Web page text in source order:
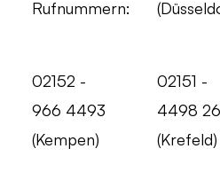
Rufnummern:
02152 -
966 4493
(Kempen)
02151 -
4498
(Krefeld)